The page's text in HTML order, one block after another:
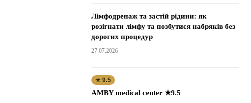
Лімфодренаж та застій рідини: як
розігнати лімфу та позбутися набряків без
дорогих процедур
27.07.2026
★ 9.5
AMBY medical center ★9.5